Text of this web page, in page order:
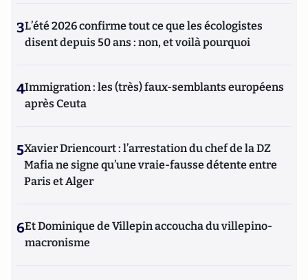
3L’été 2026 confirme tout ce que les écologistes
disent depuis 50 ans : non, et voilà pourquoi
4Immigration : les (très) faux-semblants européens
après Ceuta
5Xavier Driencourt : l’arrestation du chef de la DZ
Mafia ne signe qu’une vraie-fausse détente entre
Paris et Alger
6Et Dominique de Villepin accoucha du villepino-
macronisme